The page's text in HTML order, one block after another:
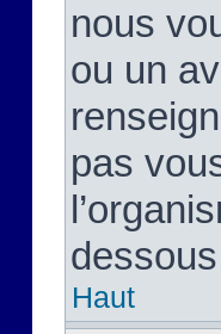
nous
ou un
pas
Haut